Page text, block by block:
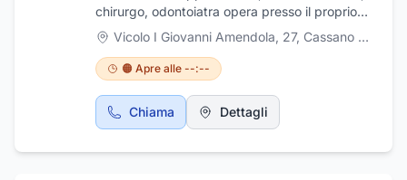
chirurgo, odontoiatra opera presso il proprio
studio di Cassano e nello studio di Firmo in v.
Cavour. Specializzato in implantologia e
pedodonzia, odontoiatria odontoiatria
conservativa odontoiatria conservativa per
bambini protesi dentarie mobili protesi
dentarie fisse implantologia estetica dentale
Riceve su appuntamento contattando il cell.
Vicolo I Giovanni Amendola, 27, Cassano all'Ionio
🟠 Apre alle --:--
Chiama Dettagli